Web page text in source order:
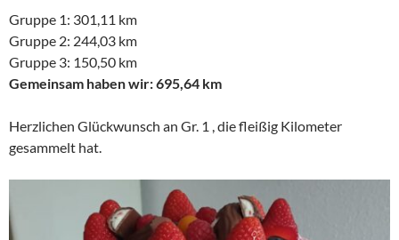
Gruppe 1: 301,11 km
Gruppe 2: 244,03 km
Gruppe 3: 150,50 km
Gemeinsam haben wir: 695,64 km
Herzlichen Glückwunsch an Gr. 1 , die fleißig Kilometer
gesammelt hat.